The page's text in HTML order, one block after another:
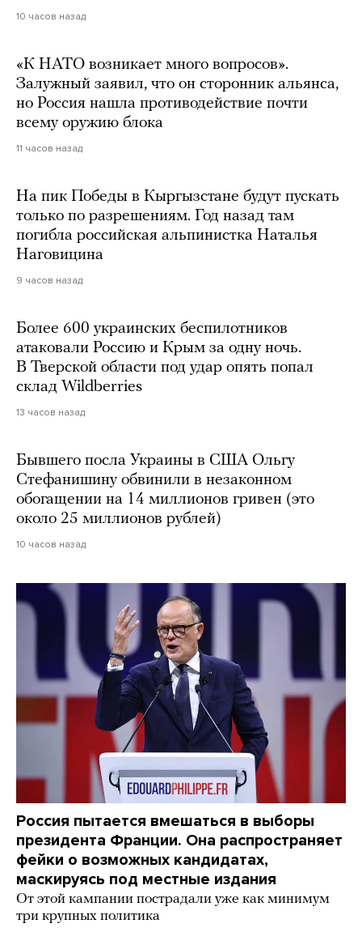
10 часов назад
«К НАТО возникает много вопросов».
Залужный заявил, что он сторонник альянса,
но Россия нашла противодействие почти
всему оружию блока
11 часов назад
На пик Победы в Кыргызстане будут пускать
только по разрешениям. Год назад там
погибла российская альпинистка Наталья
Наговицина
9 часов назад
Более 600 украинских беспилотников
атаковали Россию и Крым за одну ночь.
В Тверской области под удар опять попал
склад Wildberries
13 часов назад
Бывшего посла Украины в США Ольгу
Стефанишину обвинили в незаконном
обогащении на 14 миллионов гривен (это
около 25 миллионов рублей)
10 часов назад
Россия пытается вмешаться в выборы
президента Франции. Она распространяет
фейки о возможных кандидатах,
маскируясь под местные издания
От этой кампании пострадали уже как минимум
три крупных политика